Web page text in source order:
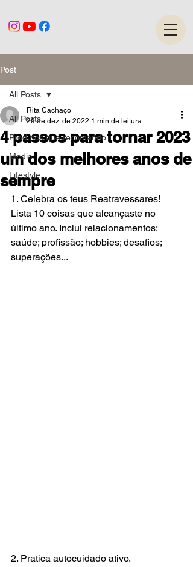
Post
All Posts
Produtos que recomendo
Media
Lifestyle
All Posts
4 passos para tornar 2023
um dos melhores anos de
sempre
Rita Cachaço
29 de dez. de 2022 1 min de leitura
1. Celebra os teus Reatravessares!
Lista 10 coisas que alcançaste no
último ano. Inclui relacionamentos;
saúde; profissão; hobbies; desafios;
superações...
2. Pratica autocuidado ativo.